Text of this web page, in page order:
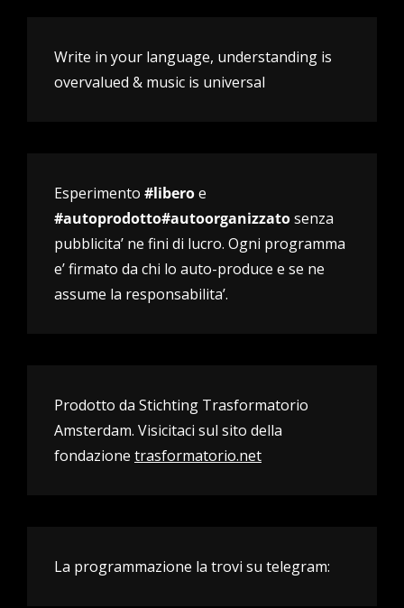
Write in your language, understanding is
overvalued & music is universal
Esperimento #liberoe
#autoprodotto#autoorganizzatosenza
pubblicita’ ne fini di lucro. Ogni programma
e’ firmato da chi lo auto-produce e se ne
assume la responsabilita’.
Prodotto da Stichting Trasformatorio
Amsterdam. Visicitaci sul sito della
fondazione trasformatorio.net
La programmazione la trovi su telegram: